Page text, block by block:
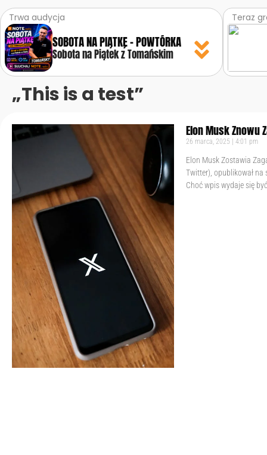
Trwa audycja
SOBOTA NA PIĄTKĘ – POWTÓRKA
Sobota na Piątek z Tomańskim
Teraz
„This is a test”
Elon Musk Znowu
26 marca, 2025 4:01 pm
Elon Musk Zostawia
Twitter), opublikował na
Choć wpis wydaje się